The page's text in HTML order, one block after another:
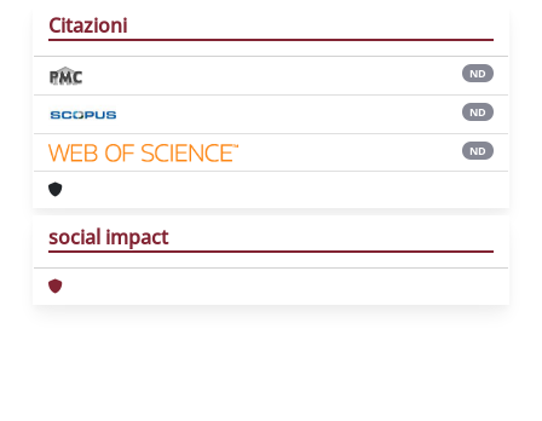
Citazioni
ND
ND
ND
social impact